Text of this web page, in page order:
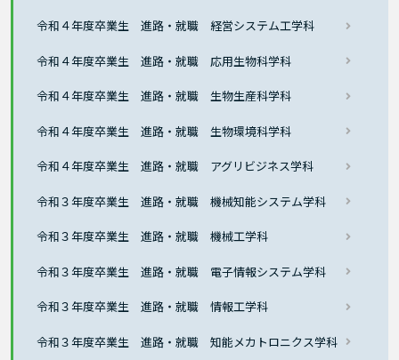
令和４年度卒業生 進路・就職 経営システム工学科
令和４年度卒業生 進路・就職 応用生物科学科
令和４年度卒業生 進路・就職 生物生産科学科
令和４年度卒業生 進路・就職 生物環境科学科
令和４年度卒業生 進路・就職 アグリビジネス学科
令和３年度卒業生 進路・就職 機械知能システム学科
令和３年度卒業生 進路・就職 機械工学科
令和３年度卒業生 進路・就職 電子情報システム学科
令和３年度卒業生 進路・就職 情報工学科
令和３年度卒業生 進路・就職 知能メカトロニクス学科